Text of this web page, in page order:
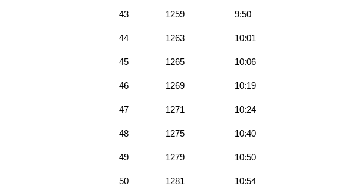
43 1259 9:50
44 1263 10:01
45 1265 10:06
46 1269 10:19
47 1271 10:24
48 1275 10:40
49 1279 10:50
50 1281 10:54